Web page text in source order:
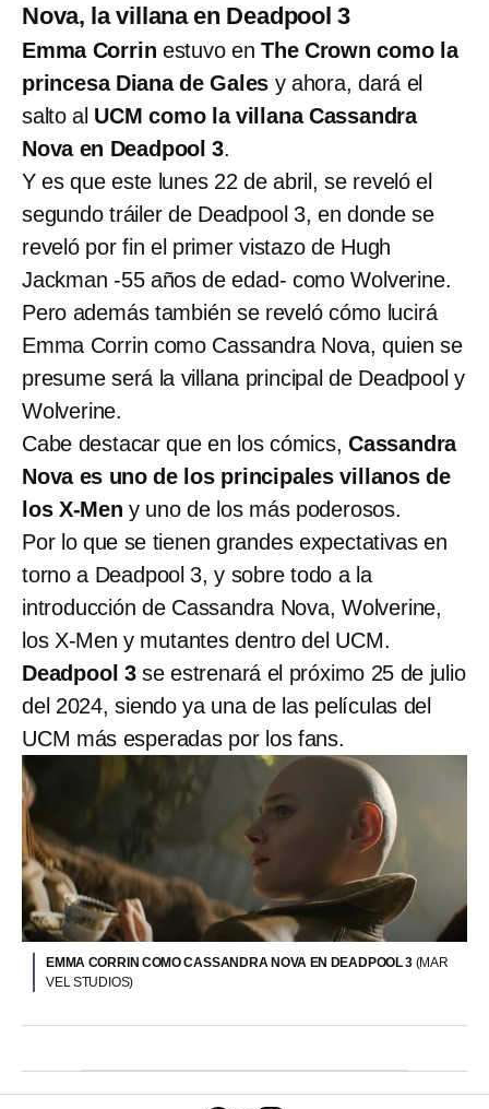
Nova, la villana en Deadpool 3
Emma Corrin estuvo en The Crown como la
princesa Diana de Gales y ahora, dará el
salto al UCM como la villana Cassandra
Nova en Deadpool 3.
Y es que este lunes 22 de abril, se reveló el
segundo tráiler de Deadpool 3, en donde se
reveló por fin el primer vistazo de Hugh
Jackman -55 años de edad- como Wolverine.
Pero además también se reveló cómo lucirá
Emma Corrin como Cassandra Nova, quien se
presume será la villana principal de Deadpool y
Wolverine.
Cabe destacar que en los cómics, Cassandra
Nova es uno de los principales villanos de
los X-Meny uno de los más poderosos.
Por lo que se tienen grandes expectativas en
torno a Deadpool 3, y sobre todo a la
introducción de Cassandra Nova, Wolverine,
los X-Men y mutantes dentro del UCM.
Deadpool 3 se estrenará el próximo 25 de julio
del 2024, siendo ya una de las películas del
UCM más esperadas por los fans.
EMMA CORRIN COMO CASSANDRA NOVA EN DEADPOOL 3 (MAR
VEL STUDIOS)